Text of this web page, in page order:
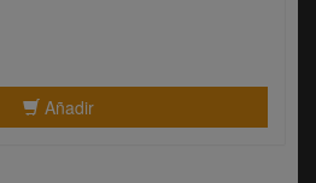
Añadir